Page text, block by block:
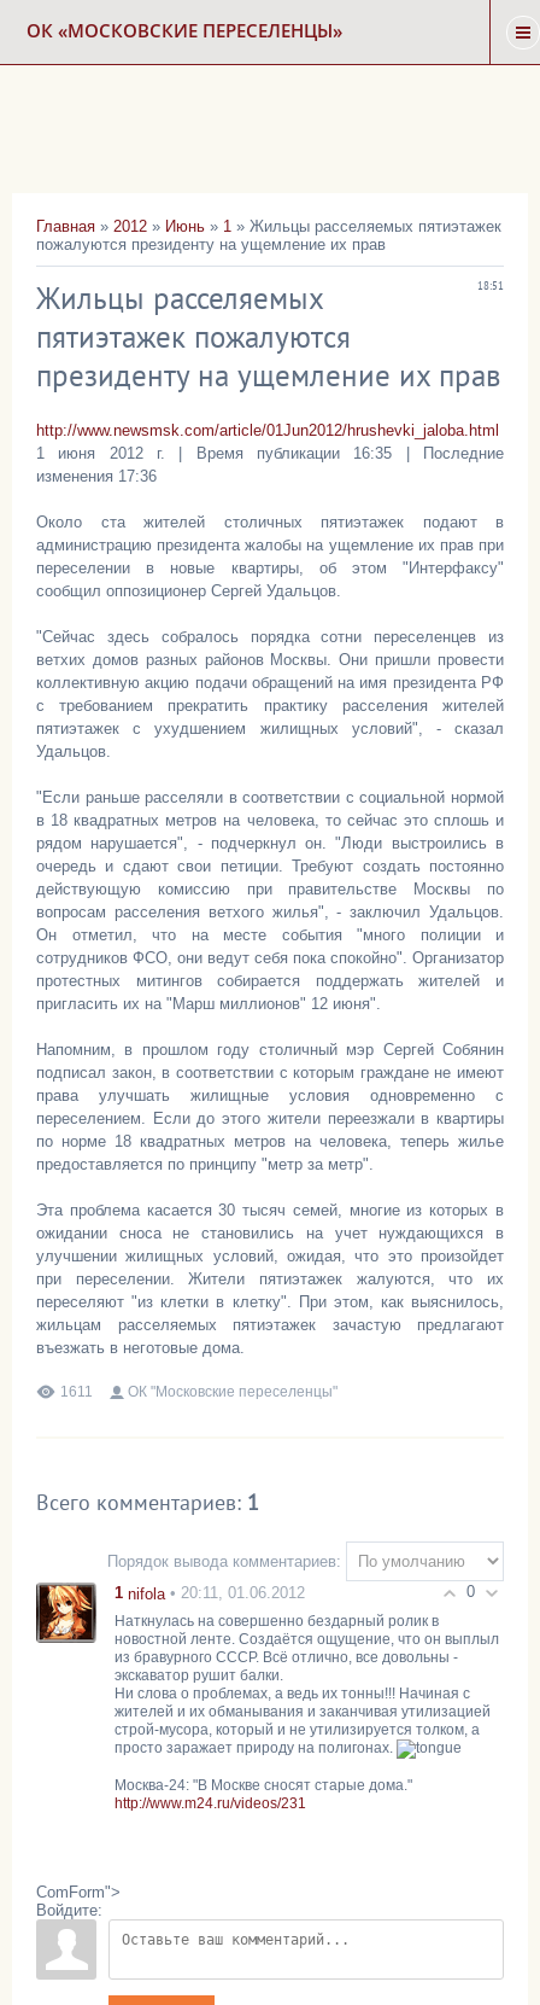
ОК «МОСКОВСКИЕ ПЕРЕСЕЛЕНЦЫ»
КАРТА СНОСА
ФОРУМ
Главная » 2012 » Июнь » 1 » Жильцы расселяемых пятиэтажек
пожалуются президенту на ущемление их прав
18:51
Жильцы расселяемых
пятиэтажек пожалуются
президенту на ущемление их прав
http://www.newsmsk.com/article/01Jun2012/hrushevki_jaloba.html
1 июня 2012 г. | Время публикации 16:35 | Последние
изменения 17:36
Около ста жителей столичных пятиэтажек подают в
администрацию президента жалобы на ущемление их прав при
переселении в новые квартиры, об этом "Интерфаксу"
сообщил оппозиционер Сергей Удальцов.
"Сейчас здесь собралось порядка сотни переселенцев из
ветхих домов разных районов Москвы. Они пришли провести
коллективную акцию подачи обращений на имя президента РФ
с требованием прекратить практику расселения жителей
пятиэтажек с ухудшением жилищных условий", - сказал
Удальцов.
"Если раньше расселяли в соответствии с социальной нормой
в 18 квадратных метров на человека, то сейчас это сплошь и
рядом нарушается", - подчеркнул он. "Люди выстроились в
очередь и сдают свои петиции. Требуют создать постоянно
действующую комиссию при правительстве Москвы по
вопросам расселения ветхого жилья", - заключил Удальцов.
Он отметил, что на месте события "много полиции и
сотрудников ФСО, они ведут себя пока спокойно". Организатор
протестных митингов собирается поддержать жителей и
пригласить их на "Марш миллионов" 12 июня".
Напомним, в прошлом году столичный мэр Сергей Собянин
подписал закон, в соответствии с которым граждане не имеют
права улучшать жилищные условия одновременно с
переселением. Если до этого жители переезжали в квартиры
по норме 18 квадратных метров на человека, теперь жилье
предоставляется по принципу "метр за метр".
Эта проблема касается 30 тысяч семей, многие из которых в
ожидании сноса не становились на учет нуждающихся в
улучшении жилищных условий, ожидая, что это произойдет
при переселении. Жители пятиэтажек жалуются, что их
переселяют "из клетки в клетку". При этом, как выяснилось,
жильцам расселяемых пятиэтажек зачастую предлагают
въезжать в неготовые дома.
1611 ОК "Московские переселенцы"
Всего комментариев: 1
Порядок вывода комментариев:
0
1 nifola • 20:11, 01.06.2012
Наткнулась на совершенно бездарный ролик в
новостной ленте. Создаётся ощущение, что он выплыл
из бравурного СССР. Всё отлично, все довольны -
экскаватор рушит балки.
Ни слова о проблемах, а ведь их тонны!!! Начиная с
жителей и их обманывания и заканчивая утилизацией
строй-мусора, который и не утилизируется толком, а
просто заражает природу на полигонах.
Москва-24: "В Москве сносят старые дома."
http://www.m24.ru/videos/231
ComForm">
Войдите: